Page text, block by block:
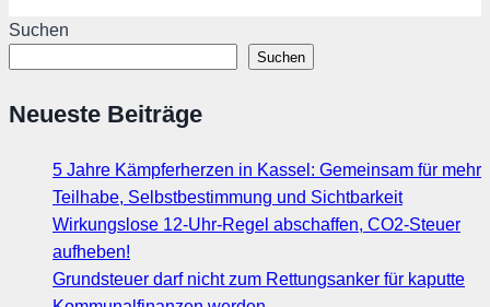
Suchen
Suchen
Neueste Beiträge
5 Jahre Kämpferherzen in Kassel: Gemeinsam für mehr
Teilhabe, Selbstbestimmung und Sichtbarkeit
Wirkungslose 12-Uhr-Regel abschaffen, CO2-Steuer
aufheben!
Grundsteuer darf nicht zum Rettungsanker für kaputte